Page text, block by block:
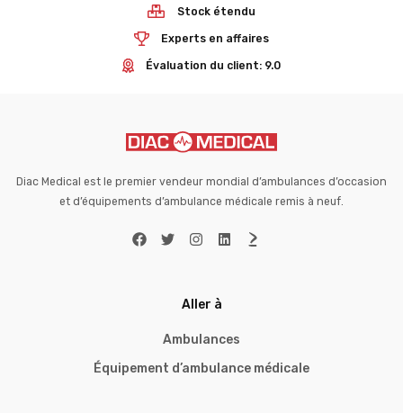
Stock étendu
Experts en affaires
Évaluation du client: 9.0
Diac Medical est le premier vendeur mondial d’ambulances d’occasion
et d’équipements d’ambulance médicale remis à neuf.
Aller à
Ambulances
Équipement d’ambulance médicale